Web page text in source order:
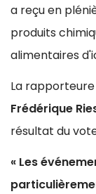
a reçu en
produits
alimentaires
La
Frédérique
résultat du
« Les